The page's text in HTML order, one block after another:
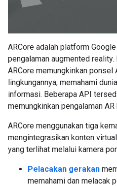
ARCore adalah platform
pengalaman augmented
ARCore memungkinkan ponsel
lingkungannya, memahami
informasi. Beberapa API
memungkinkan pengalaman AR
ARCore menggunakan tiga
mengintegrasikan konten
yang terlihat melalui kamera
Pelacakan gerakan
memahami dan melacak